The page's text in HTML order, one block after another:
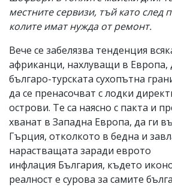
местните сервизи, тъй като след
колите имат нужда от ремонт.
Вече се забелязва тенденция
африканци, нахлуващи в Европа,
българо-турската сухопътна
да се пренасочват с лодки
острови. Те са наясно с пакта и
хванат в Западна Европа, да ги
Гърция, отколкото в бедна и
нарастващата заради еврото
инфлация България, където
реалност е сурова за самите